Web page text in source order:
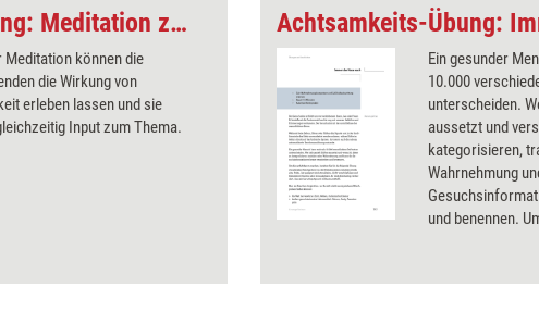
Achtsamkeits-Training: Meditation zum Thema Ablenkung
Meditation können die
die Wirkung von
erleben lassen und sie
Input zum Thema.
Ein gesunder
10.000
unterscheiden.
aussetzt und
kategorisieren,
Wahrnehmung
und benennen.
Riechproben